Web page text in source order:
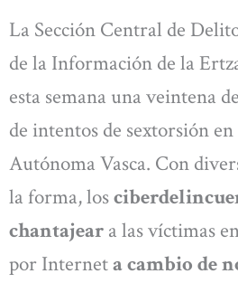
La Sección Central de
de la Información de la
esta semana una veintena
de intentos de sextorsión
Autónoma Vasca. Con
la forma, los
chantajear a las víctimas
por Interneta cambio de